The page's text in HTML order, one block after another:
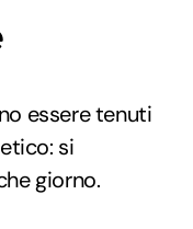
essere tenuti
si
giorno.